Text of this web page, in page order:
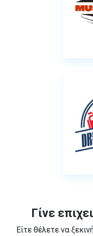
Γίνε
Είτε θέλετε να